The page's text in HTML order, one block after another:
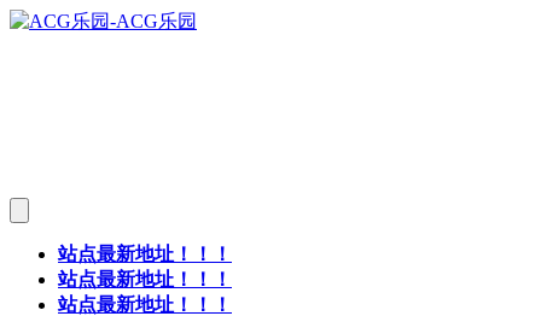
站点最新地址！！！
站点最新地址！！！
站点最新地址！！！